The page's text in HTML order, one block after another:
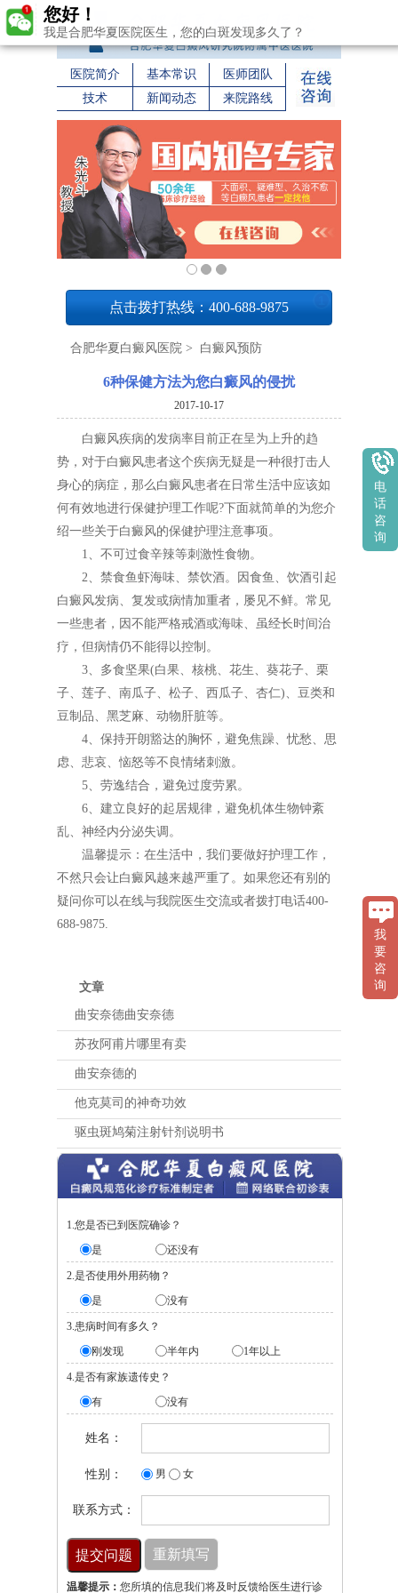
医院简介 基本常识
医师团队
技术
新闻动态 来院路线
点击拨打热线：400-688-9875
合肥华夏白癜风医院 > 白癜风预防
6种保健方法为您白癜风的侵扰
2017-10-17
白癜风疾病的发病率目前正在呈为上升的趋
势，对于白癜风患者这个疾病无疑是一种很打击人
身心的病症，那么白癜风患者在日常生活中应该如
何有效地进行保健护理工作呢?下面就简单的为您介
绍一些关于白癜风的保健护理注意事项。
1、不可过食辛辣等刺激性食物。
2、禁食鱼虾海味、禁饮酒。因食鱼、饮酒引起
白癜风发病、复发或病情加重者，屡见不鲜。常见
一些患者，因不能严格戒酒或海味、虽经长时间治
疗，但病情仍不能得以控制。
3、多食坚果(白果、核桃、花生、葵花子、栗
子、莲子、南瓜子、松子、西瓜子、杏仁)、豆类和
豆制品、黑芝麻、动物肝脏等。
4、保持开朗豁达的胸怀，避免焦躁、忧愁、思
虑、悲哀、恼怒等不良情绪刺激。
5、劳逸结合，避免过度劳累。
6、建立良好的起居规律，避免机体生物钟紊
乱、神经内分泌失调。
温馨提示：在生活中，我们要做好护理工作，
不然只会让白癜风越来越严重了。如果您还有别的
疑问你可以在线与我院医生交流或者拨打电话400-
688-9875.
文章
曲安奈德曲安奈德
苏孜阿甫片哪里有卖
曲安奈德的
他克莫司的神奇功效
驱虫斑鸠菊注射针剂说明书
1.您是否已到医院确诊？
是
还没有
2.是否使用外用药物？
是
没有
3.患病时间有多久？
刚发现
半年内 1年以上
4.是否有家族遗传史？
有
没有
姓名：
性别： 男 女
联系方式：
温馨提示： 您所填的信息我们将及时反馈给医生进行诊
您好！
我是合肥华夏医院医生，您的白斑发现多久了？
我
要
咨
询
电
话
咨
询